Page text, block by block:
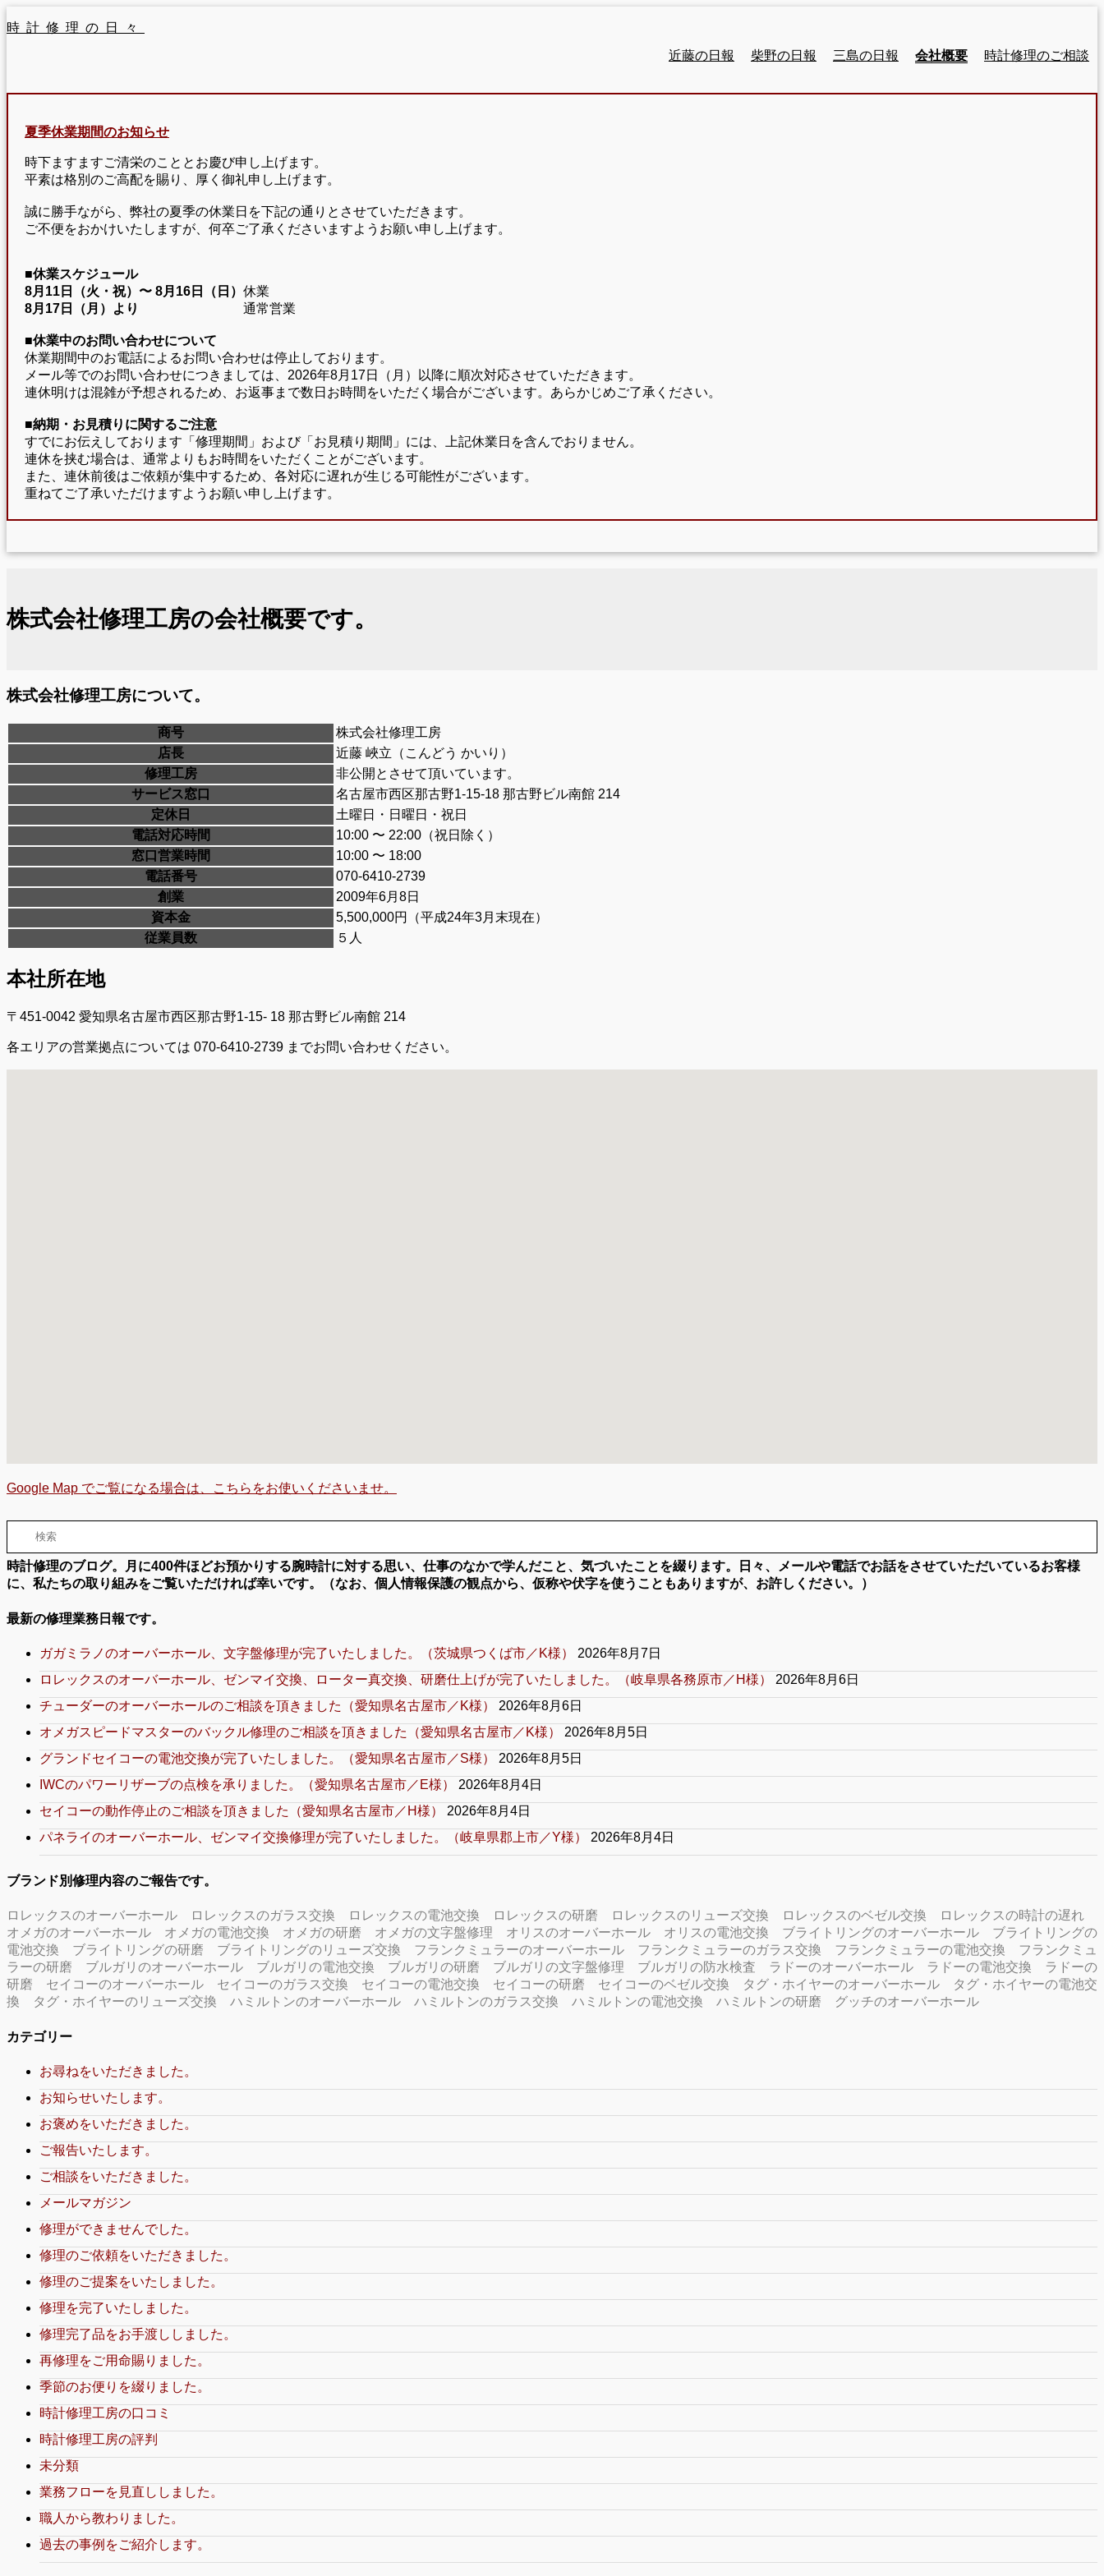
時計修理の日々
近藤の日報
柴野の日報 三島の日報 会社概要 時計修理のご相談
夏季休業期間のお知らせ
時下ますますご清栄のこととお慶び申し上げます。
平素は格別のご高配を賜り、厚く御礼申し上げます。
誠に勝手ながら、弊社の夏季の休業日を下記の通りとさせていただきます。
ご不便をおかけいたしますが、何卒ご了承くださいますようお願い申し上げます。
■休業スケジュール
8月11日（火・祝）〜 8月16日（日） 休業
8月17日（月）より
通常営業
■休業中のお問い合わせについて
休業期間中のお電話によるお問い合わせは停止しております。
メール等でのお問い合わせにつきましては、2026年8月17日（月）以降に順次対応させていただきます。
連休明けは混雑が予想されるため、お返事まで数日お時間をいただく場合がございます。あらかじめご了承ください。
■納期・お見積りに関するご注意
すでにお伝えしております「修理期間」および「お見積り期間」には、上記休業日を含んでおりません。
連休を挟む場合は、通常よりもお時間をいただくことがございます。
また、連休前後はご依頼が集中するため、各対応に遅れが生じる可能性がございます。
重ねてご了承いただけますようお願い申し上げます。
株式会社修理工房の会社概要です。
株式会社修理工房について。
商号
株式会社修理工房
店長
近藤 峽立（こんどう かいり）
修理工房
非公開とさせて頂いています。
サービス窓口
名古屋市西区那古野1-15-18 那古野ビル南館 214
定休日
土曜日・日曜日・祝日
電話対応時間
10:00 〜 22:00（祝日除く）
窓口営業時間
10:00 〜 18:00
電話番号
070-6410-2739
創業
2009年6月8日
資本金
5,500,000円（平成24年3月末現在）
従業員数
５人
本社所在地
〒451-0042 愛知県名古屋市西区那古野1-15- 18 那古野ビル南館 214
各エリアの営業拠点については 070-6410-2739 までお問い合わせください。
Google Map でご覧になる場合は、こちらをお使いくださいませ。
時計修理のブログ。月に400件ほどお預かりする腕時計に対する思い、仕事のなかで学んだこと、気づいたことを綴ります。日々、メールや電話でお話をさせていただいているお客様
に、私たちの取り組みをご覧いただければ幸いです。（なお、個人情報保護の観点から、仮称や伏字を使うこともありますが、お許しください。）
最新の修理業務日報です。
ガガミラノのオーバーホール、文字盤修理が完了いたしました。（茨城県つくば市／K様）
2026年8月7日
ロレックスのオーバーホール、ゼンマイ交換、ローター真交換、研磨仕上げが完了いたしました。（岐阜県各務原市／H様）
2026年8月6日
チューダーのオーバーホールのご相談を頂きました（愛知県名古屋市／K様）
2026年8月6日
オメガスピードマスターのバックル修理のご相談を頂きました（愛知県名古屋市／K様）
2026年8月5日
グランドセイコーの電池交換が完了いたしました。（愛知県名古屋市／S様）
2026年8月5日
IWCのパワーリザーブの点検を承りました。（愛知県名古屋市／E様）
2026年8月4日
セイコーの動作停止のご相談を頂きました（愛知県名古屋市／H様）
2026年8月4日
パネライのオーバーホール、ゼンマイ交換修理が完了いたしました。（岐阜県郡上市／Y様）
2026年8月4日
ブランド別修理内容のご報告です。
ロレックスのオーバーホール ロレックスのガラス交換 ロレックスの電池交換 ロレックスの研磨 ロレックスのリューズ交換 ロレックスのベゼル交換
ロレックスの時計の遅れ
オメガのオーバーホール
オメガの電池交換 オメガの研磨 オメガの文字盤修理 オリスのオーバーホール オリスの電池交換 ブライトリングのオーバーホール
ブライトリングの
電池交換
ブライトリングの研磨 ブライトリングのリューズ交換 フランクミュラーのオーバーホール フランクミュラーのガラス交換 フランクミュラーの電池交換
フランクミュ
ラーの研磨
ブルガリのオーバーホール ブルガリの電池交換 ブルガリの研磨 ブルガリの文字盤修理 ブルガリの防水検査 ラドーのオーバーホール ラドーの電池交換
ラドーの
研磨
セイコーのオーバーホール セイコーのガラス交換 セイコーの電池交換 セイコーの研磨 セイコーのベゼル交換 タグ・ホイヤーのオーバーホール
タグ・ホイヤーの電池交
換
タグ・ホイヤーのリューズ交換 ハミルトンのオーバーホール ハミルトンのガラス交換 ハミルトンの電池交換 ハミルトンの研磨 グッチのオーバーホール
カテゴリー
お尋ねをいただきました。
お知らせいたします。
お褒めをいただきました。
ご報告いたします。
ご相談をいただきました。
メールマガジン
修理ができませんでした。
修理のご依頼をいただきました。
修理のご提案をいたしました。
修理を完了いたしました。
修理完了品をお手渡ししました。
再修理をご用命賜りました。
季節のお便りを綴りました。
時計修理工房の口コミ
時計修理工房の評判
未分類
業務フローを見直ししました。
職人から教わりました。
過去の事例をご紹介します。